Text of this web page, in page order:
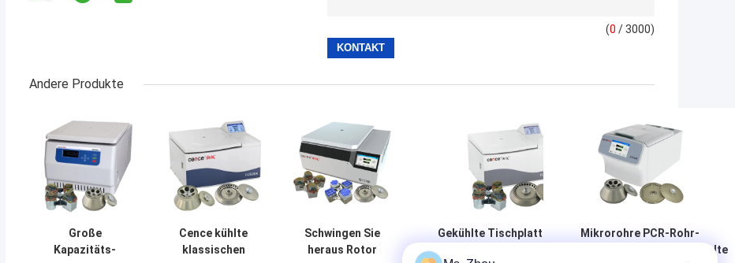
(0 / 3000)
Andere Produkte
Große
Kapazitäts-
Cence kühlte
klassischen
Schwingen Sie
heraus Rotor
Gekühlte Tischplatte-großeMikrorohre PCR-Rohr-
Zentrifugen-Maschinen-gekühlte